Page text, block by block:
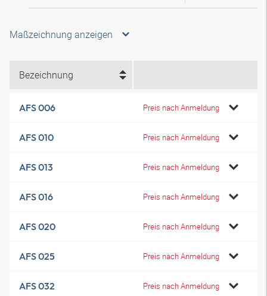
Maßzeichnung anzeigen
Bezeichnung
AFS 006 Preis nach Anmeldung
AFS 010 Preis nach Anmeldung
AFS 013 Preis nach Anmeldung
AFS 016 Preis nach Anmeldung
AFS 020 Preis nach Anmeldung
AFS 025 Preis nach Anmeldung
AFS 032 Preis nach Anmeldung